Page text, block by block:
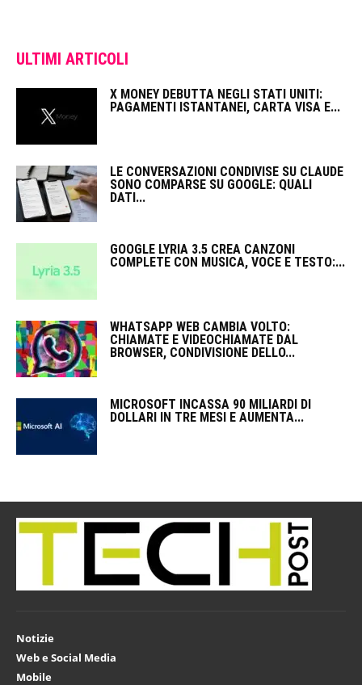
ULTIMI ARTICOLI
X MONEY DEBUTTA NEGLI STATI UNITI:
PAGAMENTI ISTANTANEI, CARTA VISA E...
LE CONVERSAZIONI CONDIVISE SU CLAUDE
SONO COMPARSE SU GOOGLE: QUALI
DATI...
GOOGLE LYRIA 3.5 CREA CANZONI
COMPLETE CON MUSICA, VOCE E TESTO:...
WHATSAPP WEB CAMBIA VOLTO:
CHIAMATE E VIDEOCHIAMATE DAL
BROWSER, CONDIVISIONE DELLO...
MICROSOFT INCASSA 90 MILIARDI DI
DOLLARI IN TRE MESI E AUMENTA...
Notizie
Web e Social Media
Mobile